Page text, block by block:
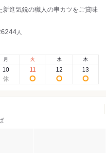
新進気鋭の職人の串カツをご賞味
人
月
10
火
11
水
12
木
13